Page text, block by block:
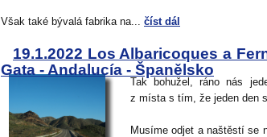
Však také bývalá fabrika na... číst dál
19.1.2022 Los Albaricoques a
Gata - Andalucía - Španělsko
Tak bohužel, ráno nás
z místa s tím, že jeden den
Musíme odjet a naštěstí se